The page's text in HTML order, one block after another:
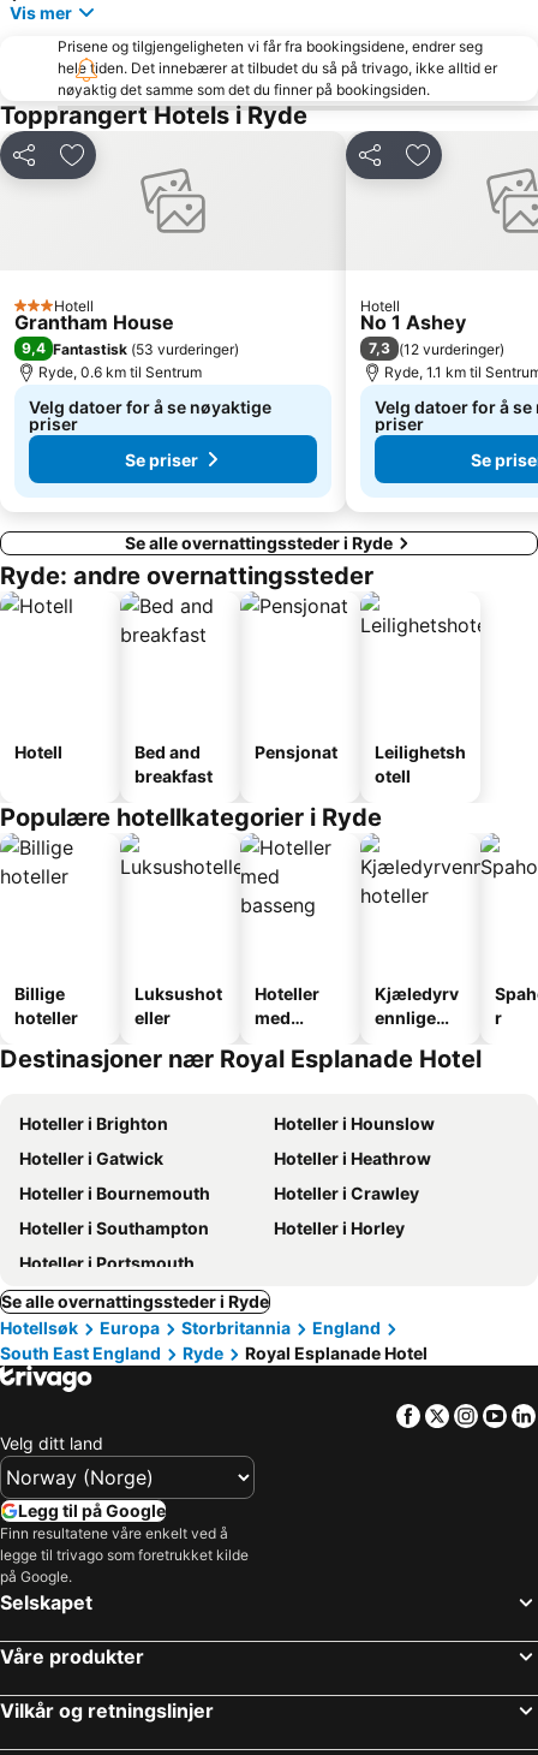
Vis mer
Prisene og tilgjengeligheten vi får fra bookingsidene, endrer seg
hele tiden. Det innebærer at tilbudet du så på trivago, ikke alltid er
nøyaktig det samme som det du finner på bookingsiden.
Topprangert Hotels i Ryde
Del Legg til i favoritter
3 Stjerner
Hotell
Grantham House
9,4 Fantastisk (53 vurderinger)
Ryde, 0.6 km til Sentrum
Velg datoer for å se nøyaktige
priser
Se priser
Del Legg til i
Hotell
No 1 Ashey
7,3 (12 vurderinger)
Ryde, 1.1 km til
Velg datoer for å
priser
Se
Se alle overnattingssteder i Ryde
Ryde: andre overnattingssteder
Hotell
Bed and
breakfast
Pensjonat
Leilighetsh
otell
Populære hotellkategorier i Ryde
Billige
hoteller
Luksushot
eller
Hoteller
med
Kjæledyrv
ennlige
r
Destinasjoner nær Royal Esplanade Hotel
Hoteller i Brighton
Hoteller i Hounslow
Hoteller i Gatwick
Hoteller i Heathrow
Hoteller i Bournemouth
Hoteller i Crawley
Hoteller i Southampton
Hoteller i Horley
Hoteller i Portsmouth
Se alle overnattingssteder i Ryde
Hotellsøk
Europa Storbritannia
England
South East England
Ryde Royal Esplanade Hotel
Facebook
Twitter
Velg ditt land
Legg til på Google
Finn resultatene våre enkelt ved å
legge til trivago som foretrukket kilde
på Google.
Selskapet
Våre produkter
Vilkår og retningslinjer